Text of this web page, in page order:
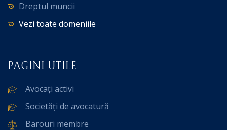
Dreptul muncii
Vezi toate domeniile
PAGINI UTILE
Avocați activi
Societăți de avocatură
Barouri membre